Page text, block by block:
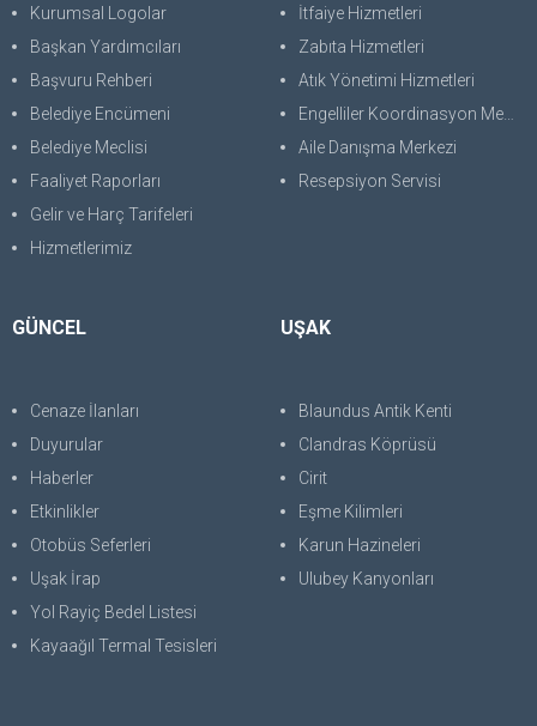
Kurumsal Logolar
Başkan Yardımcıları
Başvuru Rehberi
Belediye Encümeni
Belediye Meclisi
Faaliyet Raporları
Gelir ve Harç Tarifeleri
Hizmetlerimiz
İtfaiye Hizmetleri
Zabıta Hizmetleri
Atık Yönetimi Hizmetleri
Engelliler Koordinasyon Merkezi
Aile Danışma Merkezi
Resepsiyon Servisi
GÜNCEL
Cenaze İlanları
Duyurular
Haberler
Etkinlikler
Otobüs Seferleri
Uşak İrap
Yol Rayiç Bedel Listesi
Kayaağıl Termal Tesisleri
UŞAK
Blaundus Antik Kenti
Clandras Köprüsü
Cirit
Eşme Kilimleri
Karun Hazineleri
Ulubey Kanyonları